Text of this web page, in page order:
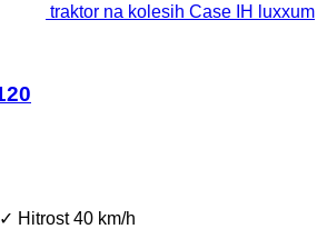
traktor na kolesih Case IH luxxum
✓ Hitrost 40 km/h